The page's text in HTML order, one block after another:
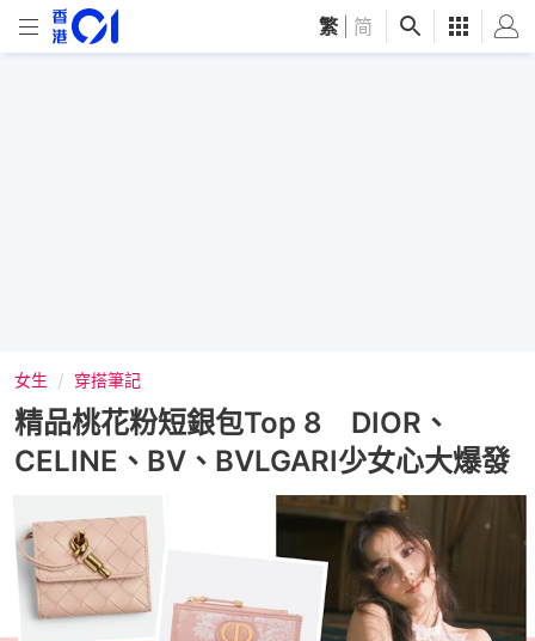
繁 简
女生 穿搭筆記
精品桃花粉短銀包Top 8 DIOR、
CELINE、BV、BVLGARI少女心大爆發